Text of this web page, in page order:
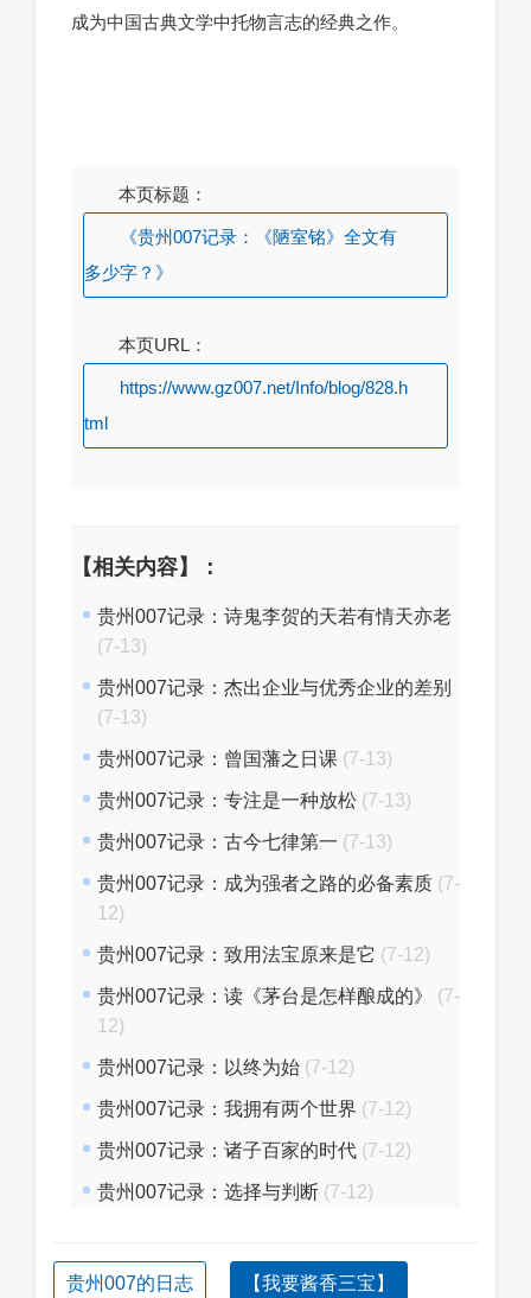
成为中国古典文学中托物言志的经典之作。
本页标题：
《贵州007记录：《陋室铭》全文有
多少字？》
本页URL：
https://www.gz007.net/Info/blog/828.h
tml
【相关内容】：
贵州007记录：诗鬼李贺的天若有情天亦老
(7-13)
贵州007记录：杰出企业与优秀企业的差别
(7-13)
贵州007记录：曾国藩之日课 (7-13)
贵州007记录：专注是一种放松 (7-13)
贵州007记录：古今七律第一 (7-13)
贵州007记录：成为强者之路的必备素质 (7-
12)
贵州007记录：致用法宝原来是它 (7-12)
贵州007记录：读《茅台是怎样酿成的》
(7-
12)
贵州007记录：以终为始 (7-12)
贵州007记录：我拥有两个世界 (7-12)
贵州007记录：诸子百家的时代 (7-12)
贵州007记录：选择与判断 (7-12)
贵州007的日志 【我要酱香三宝】